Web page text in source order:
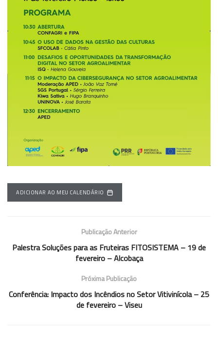
ADICIONAR AO MEU CALENDÁRIO
Publicação Anterior
Palestra Soluções para as Fruteiras FITOSISTEMA – 19 de
fevereiro – Alcobaça
Próxima Publicação
Conferência: Impacto dos Incêndios no Setor Vitivinícola – 25
de fevereiro – Viseu